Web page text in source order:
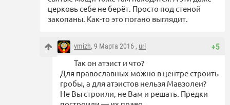
церковь себе не берёт. Просто под стеной
закопаны. Как-то это погано выглядит.
+5
vmizh, 9 Марта 2016 , url
Так он атэист и что?
Для православных можно в центре строить
гробы, а для атэистов нельзя Мавзолеи?
Не Вы строили, не Вам и решать. Предки